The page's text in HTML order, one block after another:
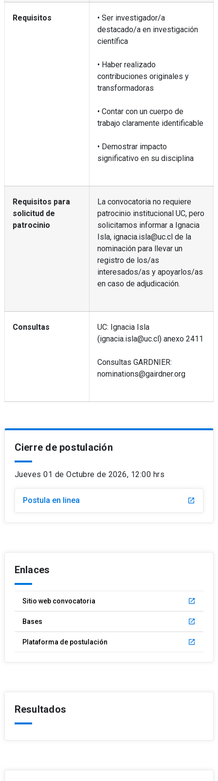
Requisitos
• Ser investigador/a
destacado/a en investigación
científica
• Haber realizado
contribuciones originales y
transformadoras
• Contar con un cuerpo de
trabajo claramente identificable
• Demostrar impacto
significativo en su disciplina
Requisitos para
solicitud de
patrocinio
La convocatoria no requiere
patrocinio institucional UC, pero
solicitamos informar a Ignacia
Isla, ignacia.isla@uc.cl de la
nominación para llevar un
registro de los/as
interesados/as y apoyarlos/as
en caso de adjudicación.
Consultas
UC: Ignacia Isla
(ignacia.isla@uc.cl) anexo 2411
Consultas GARDNIER:
nominations@gairdner.org
Cierre de postulación
Jueves 01 de Octubre de 2026, 12:00 hrs
Postula en linea launch
Enlaces
Sitio web convocatoria launch
Bases launch
Plataforma de postulación launch
Resultados